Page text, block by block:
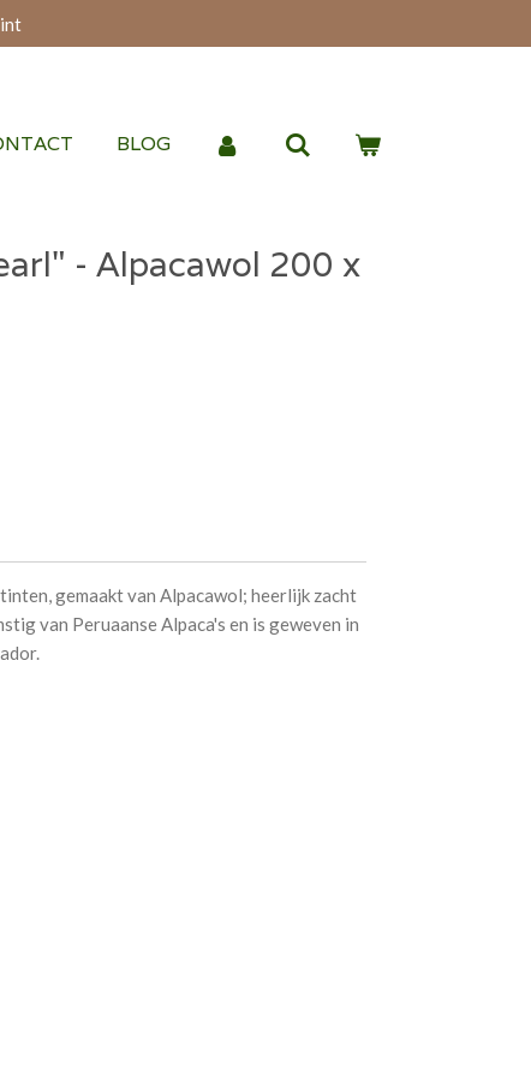
BLOG
- Alpacawol 200 x
gemaakt van Alpacawol; heerlijk zacht
van Peruaanse Alpaca's en is geweven in